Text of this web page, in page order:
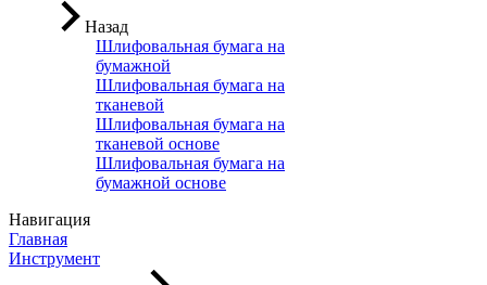
Назад
Шлифовальная бумага на
бумажной
Шлифовальная бумага на
тканевой
Шлифовальная бумага на
тканевой основе
Шлифовальная бумага на
бумажной основе
Навигация
Главная
Инструмент